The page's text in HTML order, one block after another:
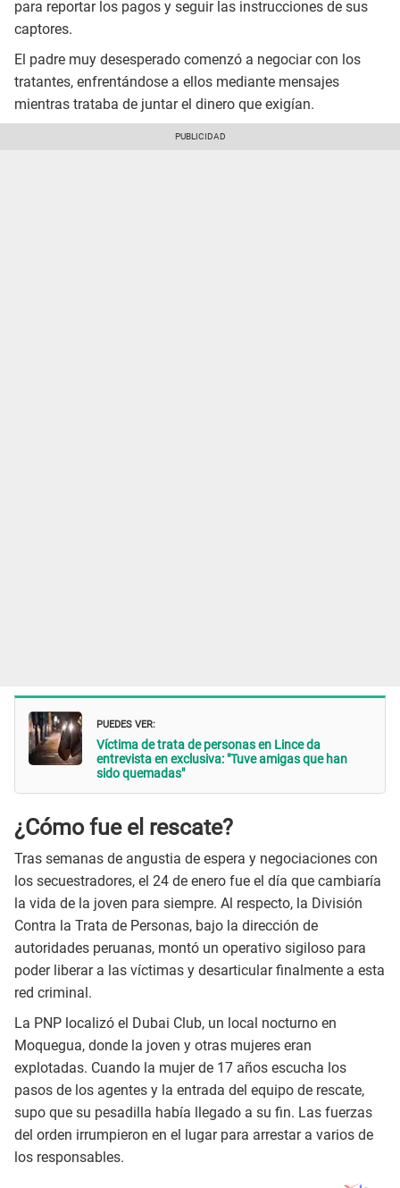
para reportar los pagos y seguir las instrucciones de sus
captores.
El padre muy desesperado comenzó a negociar con los
tratantes, enfrentándose a ellos mediante mensajes
mientras trataba de juntar el dinero que exigían.
PUEDES VER:
Víctima de trata de personas en Lince da
entrevista en exclusiva: "Tuve amigas que han
sido quemadas"
¿Cómo fue el rescate?
Tras semanas de angustia de espera y negociaciones con
los secuestradores, el 24 de enero fue el día que cambiaría
la vida de la joven para siempre. Al respecto, la División
Contra la Trata de Personas, bajo la dirección de
autoridades peruanas, montó un operativo sigiloso para
poder liberar a las víctimas y desarticular finalmente a esta
red criminal.
La PNP localizó el Dubai Club, un local nocturno en
Moquegua, donde la joven y otras mujeres eran
explotadas. Cuando la mujer de 17 años escucha los
pasos de los agentes y la entrada del equipo de rescate,
supo que su pesadilla había llegado a su fin. Las fuerzas
del orden irrumpieron en el lugar para arrestar a varios de
los responsables.